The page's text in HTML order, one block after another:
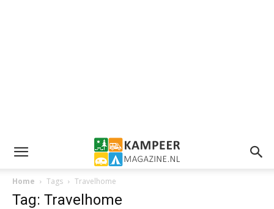
Home Tags Travelhome
Tag: Travelhome